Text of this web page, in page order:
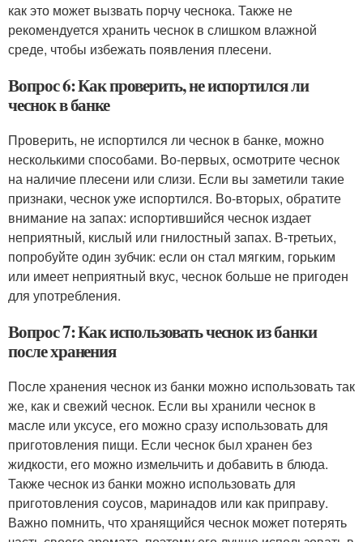
как это может вызвать порчу чеснока. Также не
рекомендуется хранить чеснок в слишком влажной
среде, чтобы избежать появления плесени.
Вопрос 6: Как проверить, не испортился ли
чеснок в банке
Проверить, не испортился ли чеснок в банке, можно
несколькими способами. Во-первых, осмотрите чеснок
на наличие плесени или слизи. Если вы заметили такие
признаки, чеснок уже испортился. Во-вторых, обратите
внимание на запах: испортившийся чеснок издает
неприятный, кислый или гнилостный запах. В-третьих,
попробуйте один зубчик: если он стал мягким, горьким
или имеет неприятный вкус, чеснок больше не пригоден
для употребления.
Вопрос 7: Как использовать чеснок из банки
после хранения
После хранения чеснок из банки можно использовать так
же, как и свежий чеснок. Если вы хранили чеснок в
масле или уксусе, его можно сразу использовать для
приготовления пищи. Если чеснок был хранен без
жидкости, его можно измельчить и добавить в блюда.
Также чеснок из банки можно использовать для
приготовления соусов, маринадов или как приправу.
Важно помнить, что хранящийся чеснок может потерять